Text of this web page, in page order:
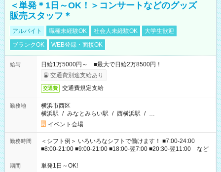
＜単発＊1日～OK！＞コンサートなどのグッズ
販売スタッフ＊
アルバイト 職種未経験OK 社会人未経験OK
大学生歓迎
ブランクOK
WEB登録・面接OK
給与
日給1万5000円～ ■最大で日給2万8500円！
交通費別途支給あり
交通費 交通費規定支給
勤務地
横浜市西区
横浜駅 / みなとみらい駅 / 西横浜駅 / …
イベント会場
勤務時間
＜シフト例＞ いろいろなシフトで働けます！ ■7:00-24:00
■8:00-21:00 ■9:00-21:00 ■18:00-翌7:00 ■20:30-翌11:00 など
期間 単発1日～OK!